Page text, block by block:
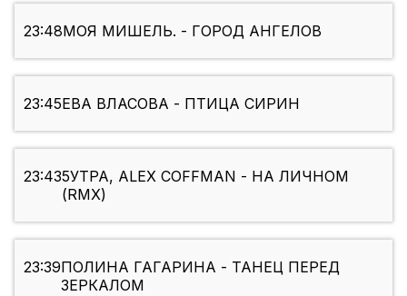
23:48МОЯ МИШЕЛЬ. - ГОРОД АНГЕЛОВ
23:45ЕВА ВЛАСОВА - ПТИЦА СИРИН
23:435УТРА, ALEX COFFMAN - НА ЛИЧНОМ
(RMX)
23:39ПОЛИНА ГАГАРИНА - ТАНЕЦ ПЕРЕД
ЗЕРКАЛОМ